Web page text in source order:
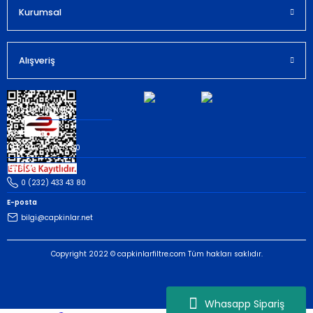
Whasapp Sipariş
Kurumsal
Alışveriş
Müşteri İletişim
Whatsapp
(535) 503 43 80
Telefon
0 (232) 433 43 80
E-posta
bilgi@capkinlar.net
Copyright 2022 © capkinlarfiltre.com Tüm hakları saklıdır.